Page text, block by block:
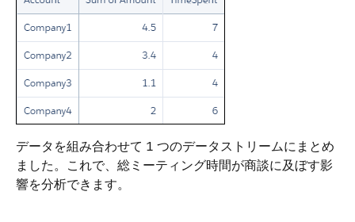
データを組み合わせて 1 つのデータストリームにまとめ
ました。これで、総ミーティング時間が商談に及ぼす影
響を分析できます。